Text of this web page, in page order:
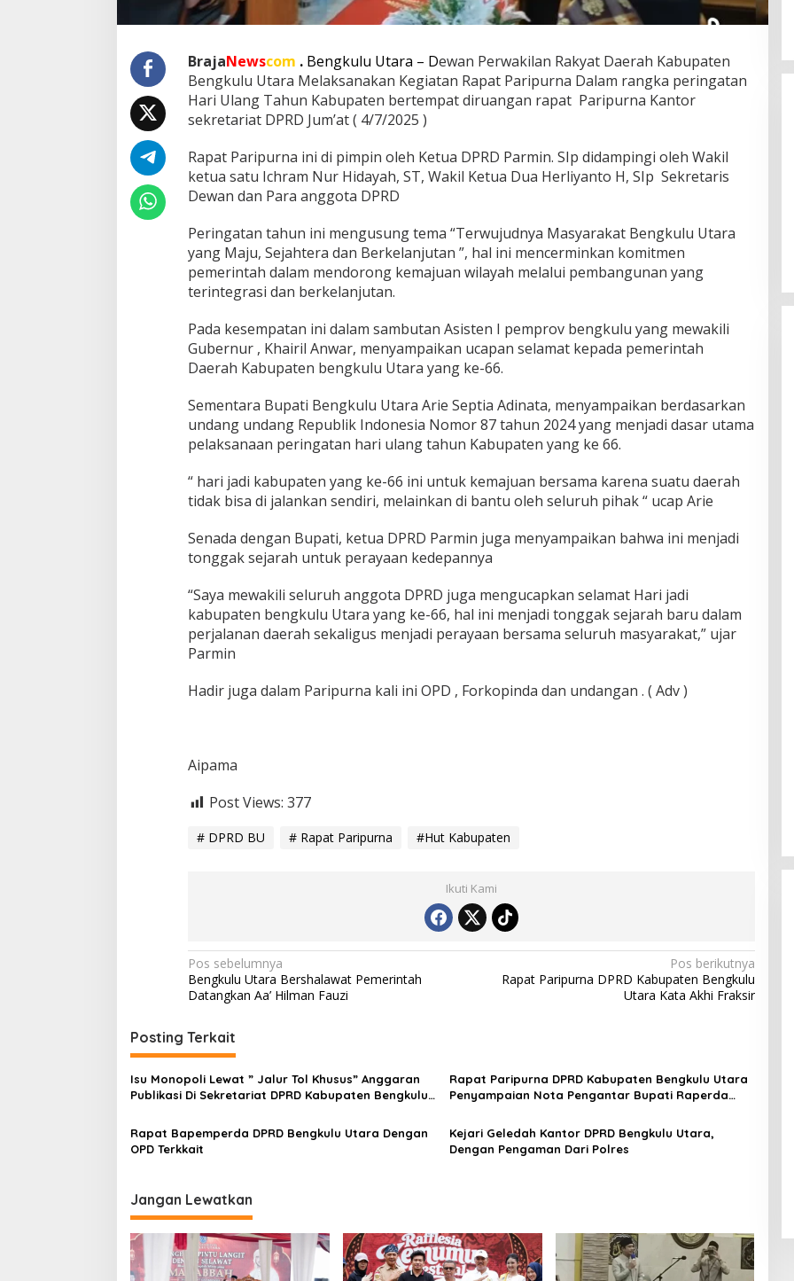
a
D
a
l
a
R
a
n
g
a
H
a
r
i
l
a
n
T
a
h
u
K
a
b
p
a
e
n
BrajaNewscom .Bengkulu Utara – Dewan Perwakilan Rakyat Daerah Kabupaten
Bengkulu Utara Melaksanakan Kegiatan Rapat Paripurna Dalam rangka peringatan
Hari Ulang Tahun Kabupaten bertempat diruangan rapat Paripurna Kantor
sekretariat DPRD Jum’at ( 4/7/2025 )
Rapat Paripurna ini di pimpin oleh Ketua DPRD Parmin. SIp didampingi oleh Wakil
ketua satu Ichram Nur Hidayah, ST, Wakil Ketua Dua Herliyanto H, SIp Sekretaris
Dewan dan Para anggota DPRD
Peringatan tahun ini mengusung tema “Terwujudnya Masyarakat Bengkulu Utara
yang Maju, Sejahtera dan Berkelanjutan ”, hal ini mencerminkan komitmen
pemerintah dalam mendorong kemajuan wilayah melalui pembangunan yang
terintegrasi dan berkelanjutan.
Pada kesempatan ini dalam sambutan Asisten I pemprov bengkulu yang mewakili
Gubernur , Khairil Anwar, menyampaikan ucapan selamat kepada pemerintah
Daerah Kabupaten bengkulu Utara yang ke-66.
Sementara Bupati Bengkulu Utara Arie Septia Adinata, menyampaikan berdasarkan
undang undang Republik Indonesia Nomor 87 tahun 2024 yang menjadi dasar utama
pelaksanaan peringatan hari ulang tahun Kabupaten yang ke 66.
“ hari jadi kabupaten yang ke-66 ini untuk kemajuan bersama karena suatu daerah
tidak bisa di jalankan sendiri, melainkan di bantu oleh seluruh pihak “ ucap Arie
Senada dengan Bupati, ketua DPRD Parmin juga menyampaikan bahwa ini menjadi
tonggak sejarah untuk perayaan kedepannya
“Saya mewakili seluruh anggota DPRD juga mengucapkan selamat Hari jadi
kabupaten bengkulu Utara yang ke-66, hal ini menjadi tonggak sejarah baru dalam
perjalanan daerah sekaligus menjadi perayaan bersama seluruh masyarakat,” ujar
Parmin
Hadir juga dalam Paripurna kali ini OPD , Forkopinda dan undangan . ( Adv )
Aipama
Post Views: 377
# DPRD BU # Rapat Paripurna #Hut Kabupaten
Ikuti Kami
N
a
i
g
a
i
o
s
Pos sebelumnya
Bengkulu Utara Bershalawat Pemerintah
Datangkan Aa’ Hilman Fauzi
Pos berikutnya
Rapat Paripurna DPRD Kabupaten Bengkulu
Utara Kata Akhi Fraksir
Posting Terkait
Isu Monopoli Lewat ” Jalur Tol Khusus” Anggaran
Publikasi Di Sekretariat DPRD Kabupaten Bengkulu
Rapat Paripurna DPRD Kabupaten Bengkulu Utara
Penyampaian Nota Pengantar Bupati Raperda
Rapat Bapemperda DPRD Bengkulu Utara Dengan
OPD Terkkait
Kejari Geledah Kantor DPRD Bengkulu Utara,
Dengan Pengaman Dari Polres
Jangan Lewatkan
Kerinci Dan Trofeo DiIpuh
Di Olahraga | 02/06/2026